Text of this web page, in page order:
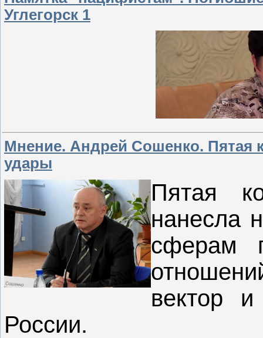
Углегорск 1
Мнение. Андрей Сошенко. Пятая
удары
Пятая
нанесла
сферам
вектор
России.